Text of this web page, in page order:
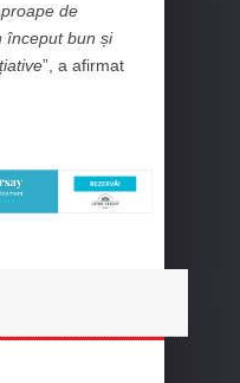
de
început bun și
”, a afirmat